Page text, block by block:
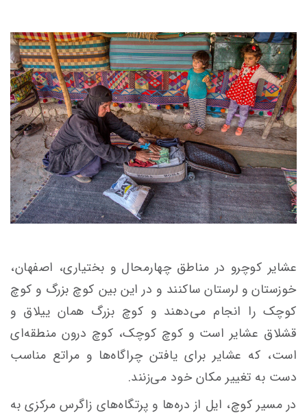
عشایر کوچرو در مناطق چهارمحال و بختیاری، اصفهان،
خوزستان و لرستان ساکنند و در این بین کوچ بزرگ و کوچ
کوچک را انجام می‌دهند و کوچ بزرگ همان ییلاق و
قشلاق عشایر است و کوچ کوچک، کوچ درون منطقه‌ای
است، که عشایر برای یافتن چراگاه‌ها و مراتع مناسب
دست به تغییر مکان خود می‌زنند.
در مسیر کوچ، ایل از دره‌ها و پرتگاه‌های زاگرس مرکزی به